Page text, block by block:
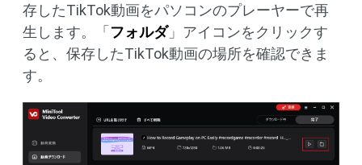
存したTikTok動画をパソコンのプレーヤーで再
生します。「フォルダ」アイコンをクリックす
ると、保存したTikTok動画の場所を確認できま
す。